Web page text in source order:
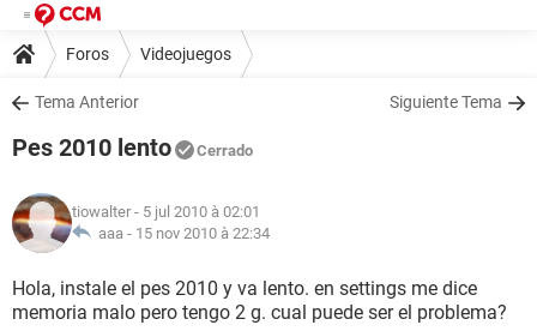
Foros Videojuegos
Tema Anterior Siguiente Tema
Pes 2010 lento Cerrado
tiowalter - 5 jul 2010 à 02:01
aaa - 15 nov 2010 à 22:34
Hola, instale el pes 2010 y va lento. en settings me dice
memoria malo pero tengo 2 g. cual puede ser el problema?